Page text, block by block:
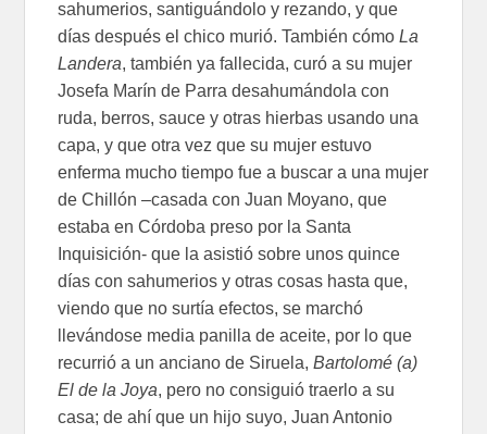
sahumerios, santiguándolo y rezando, y que
días después el chico murió. También cómoLa
Landera, también ya fallecida, curó a su mujer
Josefa Marín de Parra desahumándola con
ruda, berros, sauce y otras hierbas usando una
capa, y que otra vez que su mujer estuvo
enferma mucho tiempo fue a buscar a una mujer
de Chillón –casada con Juan Moyano, que
estaba en Córdoba preso por la Santa
Inquisición- que la asistió sobre unos quince
días con sahumerios y otras cosas hasta que,
viendo que no surtía efectos, se marchó
llevándose media panilla de aceite, por lo que
recurrió a un anciano de Siruela,Bartolomé (a)
El de la Joya, pero no consiguió traerlo a su
casa; de ahí que un hijo suyo, Juan Antonio